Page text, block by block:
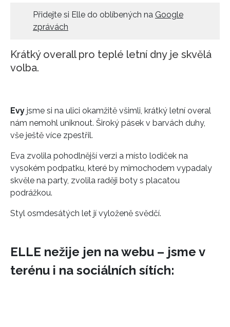
Přidejte si Elle do oblíbených na Google
zprávách
Krátký overall pro teplé letní dny je skvělá
volba.
Evy jsme si na ulici okamžitě všimli, krátký letní overal
nám nemohl uniknout. Široký pásek v barvách duhy,
vše ještě více zpestřil.
Eva zvolila pohodlnější verzi a místo lodiček na
vysokém podpatku, které by mimochodem vypadaly
skvěle na party, zvolila raději boty s placatou
podrážkou.
Styl osmdesátých let jí vyloženě svědčí.
ELLE nežije jen na webu – jsme v
terénu i na sociálních sítích: